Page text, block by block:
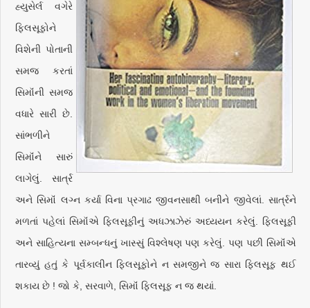
હ્યુસેર્લ વગેરે
ફિલસૂફોને
વિશેની પોતાની
સમજ કરતાં
સિમૉંની સમજ
વધારે સારી છે.
સાંભળીને
સિમૉંને સારું
લાગેલું. સાર્ત્ર
અને સિમૉં લગ્ન કર્યા વિના પ્રગાઢ જીવનસાથી બનીને જીવેલાં. સાર્ત્રને
મળતાં પહેલાં સિમૉંએ ફિલસૂફીનું અધઝાઝેરું અધ્યયન કરેલું. ફિલસૂફી
અને સાહિત્યના સમ્બન્ધનું ખાસ્સું વિશ્લેષણ પણ કરેલું. પણ પછી સિમૉંએ
તારવ્યું હતું કે પૂર્વકાલીન ફિલસૂફોને ન સમજીને જ સારા ફિલસૂફ થઈ
શકાય છે ! જો કે, સરવાળે, સિમૉં ફિલસૂફ ન જ થયાં.